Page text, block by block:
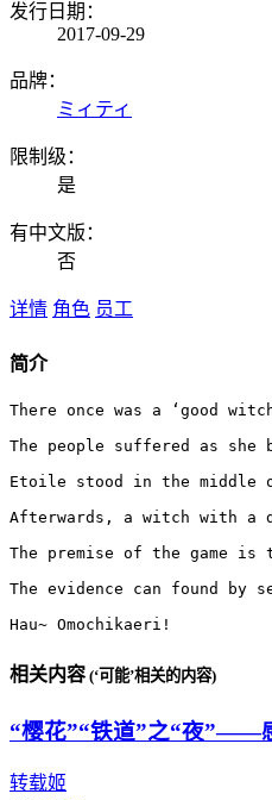
发行日期：
2017-09-29
品牌：
ミィティ
限制级：
是
有中文版：
否
详情 角色 员工
简介
There once was a ‘good
The people suffered as
Etoile stood in the middle
Afterwards, a witch with a
The premise of the game
The evidence can found
Hau~ Omochikaeri!
相关内容 (‘可能’相关的内容)
“樱花”“铁道”之“夜”——
转载姬